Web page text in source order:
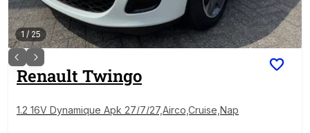
1 / 25
Renault Twingo
1.2 16V Dynamique Apk 27/7/27,Airco,Cruise,Nap